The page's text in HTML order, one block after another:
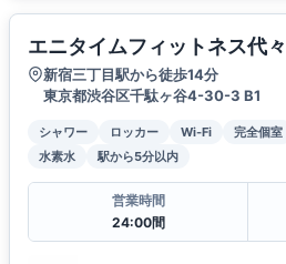
エニタイムフィットネス代
新宿三丁目駅から徒歩14分
東京都渋谷区千駄ヶ谷4-30-3 B1
シャワー ロッカー Wi-Fi 完全個室
水素水
駅から5分以内
営業時間
24:00間